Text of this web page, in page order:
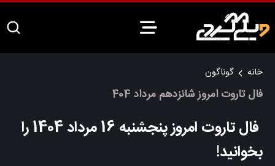
خانه گوناگون
فال تاروت امروز شانزدهم مرداد 404
فال تاروت امروز پنجشنبه 16 مرداد 1404 را
بخوانید!